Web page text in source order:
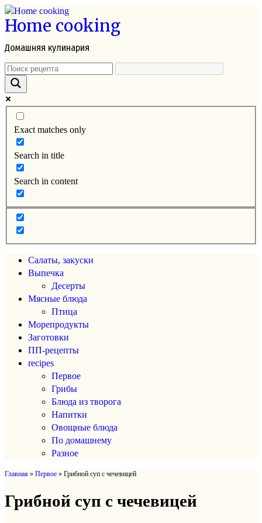
Перейти
к
Home cooking
Домашняя кулинария
Exact matches only
Search in title
Search in content
Салаты, закуски
Выпечка
Десерты
Мясные блюда
Птица
Морепродукты
Заготовки
ПП-рецепты
recipes
Первое
Грибы
Блюда из творога
Напитки
Овощные блюда
По домашнему
Разное
Главная » Первое » Грибной суп с чечевицей
Грибной суп с чечевицей